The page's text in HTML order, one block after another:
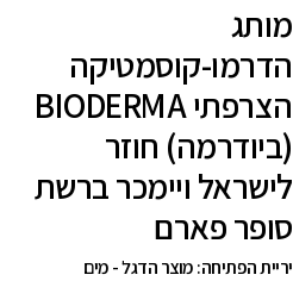
מותג
הדרמו-קוסמטיקה
הצרפתי BIODERMA
(ביודרמה) חוזר
לישראל ויימכר ברשת
סופר פארם
יריית הפתיחה: מוצר הדגל - מים